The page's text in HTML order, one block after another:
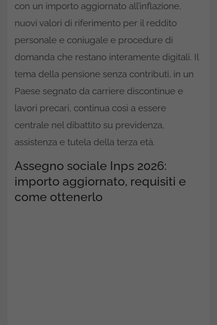
con un importo aggiornato all’inflazione,
nuovi valori di riferimento per il reddito
personale e coniugale e procedure di
domanda che restano interamente digitali. Il
tema della pensione senza contributi, in un
Paese segnato da carriere discontinue e
lavori precari, continua così a essere
centrale nel dibattito su previdenza,
assistenza e tutela della terza età.
Assegno sociale Inps 2026:
importo aggiornato, requisiti e
come ottenerlo